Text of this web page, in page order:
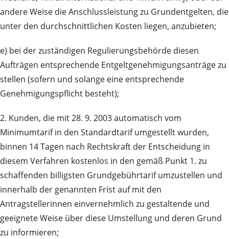
andere Weise die Anschlussleistung zu Grundentgelten, die
unter den durchschnittlichen Kosten liegen, anzubieten;
e) bei der zuständigen Regulierungsbehörde diesen
Aufträgen entsprechende Entgeltgenehmigungsanträge zu
stellen (sofern und solange eine entsprechende
Genehmigungspflicht besteht);
2. Kunden, die mit 28. 9. 2003 automatisch vom
Minimumtarif in den Standardtarif umgestellt wurden,
binnen 14 Tagen nach Rechtskraft der Entscheidung in
diesem Verfahren kostenlos in den gemäß Punkt 1. zu
schaffenden billigsten Grundgebührtarif umzustellen und
innerhalb der genannten Frist auf mit den
Antragstellerinnen einvernehmlich zu gestaltende und
geeignete Weise über diese Umstellung und deren Grund
zu informieren;